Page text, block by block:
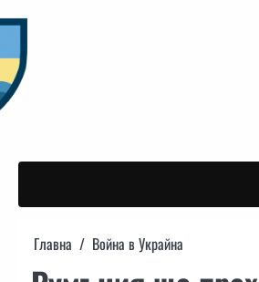
to
content
Главна Война в Украйна